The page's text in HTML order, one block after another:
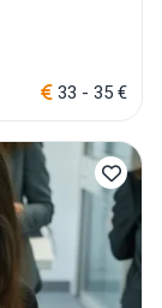
33 - 35 €